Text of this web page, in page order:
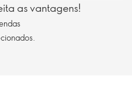
as vantagens!